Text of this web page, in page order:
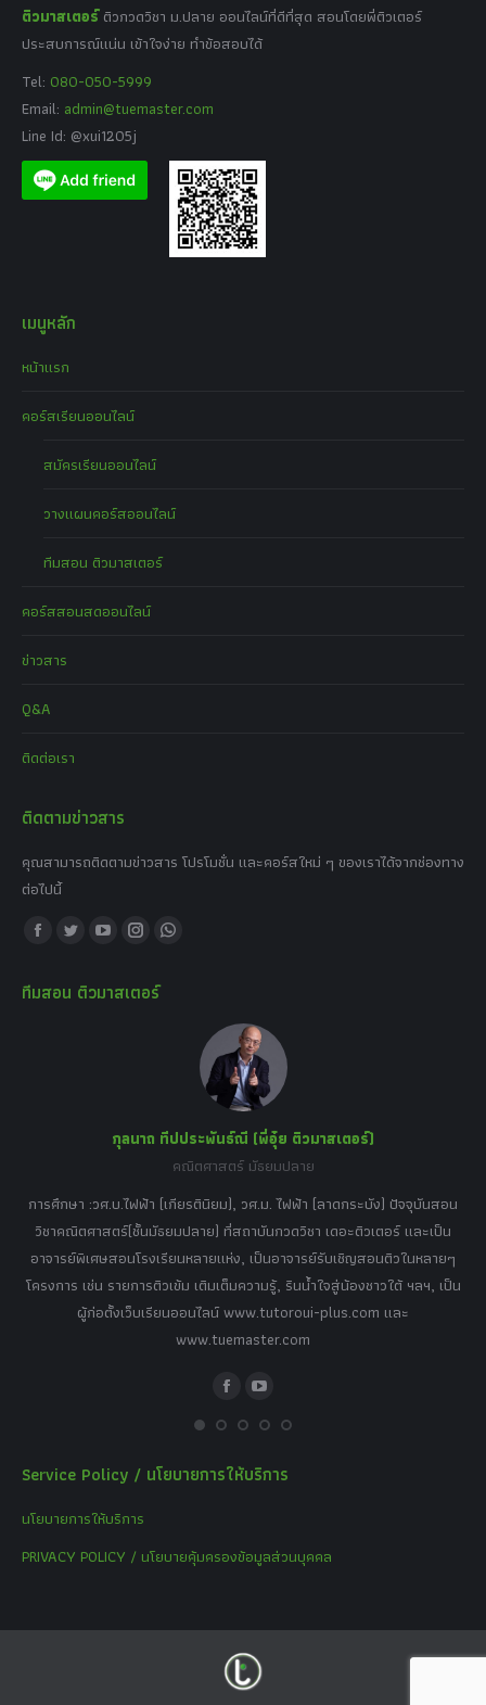
ติวมาสเตอร์ ติวกวดวิชา ม.ปลาย ออนไลน์ที่ดีที่สุด สอนโดยพี่ติวเตอร์
ประสบการณ์แน่น เข้าใจง่าย ทำข้อสอบได้
Tel: 080-050-5999
Email: admin@tuemaster.com
Line Id: @xui1205j
เมนูหลัก
หน้าแรก
คอร์สเรียนออนไลน์
สมัครเรียนออนไลน์
วางแผนคอร์สออนไลน์
ทีมสอน ติวมาสเตอร์
คอร์สสอนสดออนไลน์
ข่าวสาร
Q&A
ติดต่อเรา
ติดตามข่าวสาร
คุณสามารถติดตามข่าวสาร โปรโมชั่น และคอร์สใหม่ ๆ ของเราได้จากช่องทาง
ต่อไปนี้
Find us on:
Facebook
opens
Twitter
opens
YouTube
opens
Instagram
opens
Whatsapp
window
ทีมสอน ติวมาสเตอร์
กุลนาถ ทีปประพันธ์ณี (พี่อุ๋ย ติวมาสเตอร์)
คณิตศาสตร์ มัธยมปลาย
การศึกษา :วศ.บ.ไฟฟ้า (เกียรตินิยม), วศ.ม. ไฟฟ้า (ลาดกระบัง) ปัจจุบันสอน
วิชาคณิตศาสตร์(ชั้นมัธยมปลาย) ที่สถาบันกวดวิชา เดอะติวเตอร์ และเป็น
อาจารย์พิเศษสอนโรงเรียนหลายแห่ง, เป็นอาจารย์รับเชิญสอนติวในหลายๆ
โครงการ เช่น รายการติวเข้ม เติมเต็มความรู้, รินน้ำใจสู่น้องชาวใต้ ฯลฯ, เป็น
ผู้ก่อตั้งเว็บเรียนออนไลน์ www.tutoroui-plus.com และ
www.tuemaster.com
FacebookYouTube
Service Policy / นโยบายการให้บริการ
นโยบายการให้บริการ
PRIVACY POLICY / นโยบายคุ้มครองข้อมูลส่วนบุคคล